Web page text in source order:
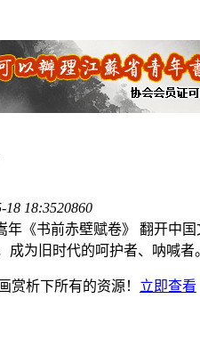
18 18:3520860
年《书前赤壁赋卷》 翻开中
成为旧时代的呵护者、呐喊
赏析下所有的资源！ 立即查看